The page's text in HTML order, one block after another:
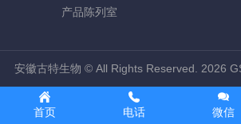
产品陈列室
安徽古特生物 © All Rights Reserved. 2026
首页 电话 微信